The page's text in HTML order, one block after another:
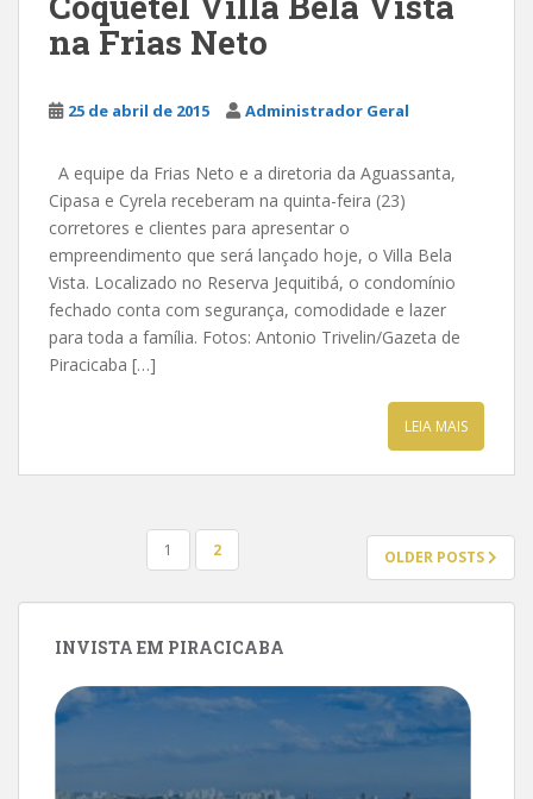
na Frias Neto
25 de abril de 2015 Administrador Geral
A equipe da Frias Neto e a diretoria da Aguassanta,
Cipasa e Cyrela receberam na quinta-feira (23)
corretores e clientes para apresentar o
empreendimento que será lançado hoje, o Villa Bela
Vista. Localizado no Reserva Jequitibá, o condomínio
fechado conta com segurança, comodidade e lazer
para toda a família. Fotos: Antonio Trivelin/Gazeta de
Piracicaba […]
LEIA MAIS
PAGINAÇÃO
POSTS
1 2 OLDER POSTS
INVISTA EM PIRACICABA